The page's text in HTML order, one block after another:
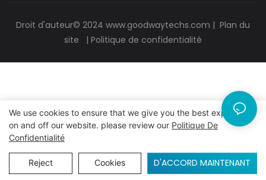
Droit d'auteur© 2024 www.goodwaytechs.com | Plan du
site
| Politique de confidentialité
We use cookies to ensure that we give you the best experience
on and off our website. please review our Politique De
Confidentialité
Reject Cookies D'ACCORD MAINTENANT